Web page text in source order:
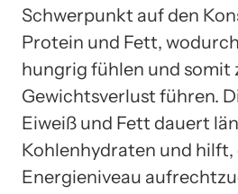
Schwerpunkt auf den
Protein und Fett,
hungrig fühlen und somit
Gewichtsverlust führen.
Eiweiß und Fett dauert
Kohlenhydraten und hilft,
Energieniveau